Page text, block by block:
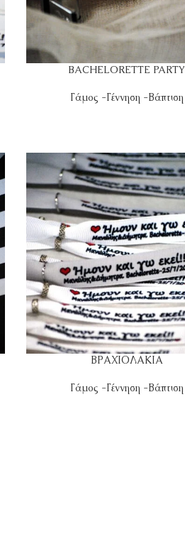
BACHELORETTE PARTY
Γάμος -Γέννηση -Βάπτιση
ΒΡΑΧΙΟΛΑΚΙΑ
Γάμος -Γέννηση -Βάπτιση